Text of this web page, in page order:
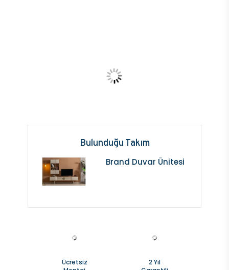
Bulunduğu Takım
Brand Duvar Ünitesi
Ücretsiz
2 Yıl